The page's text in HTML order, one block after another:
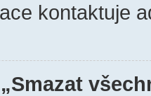
kontaktuje